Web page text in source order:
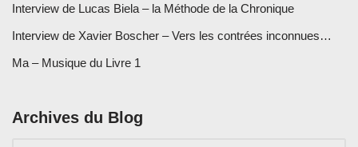
Interview de Lucas Biela – la Méthode de la Chronique
Interview de Xavier Boscher – Vers les contrées inconnues…
Ma – Musique du Livre 1
Archives du Blog